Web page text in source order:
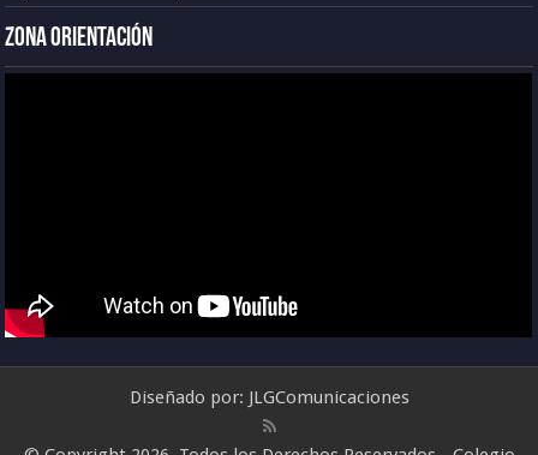
Zona Orientación
Diseñado por: JLGComunicaciones